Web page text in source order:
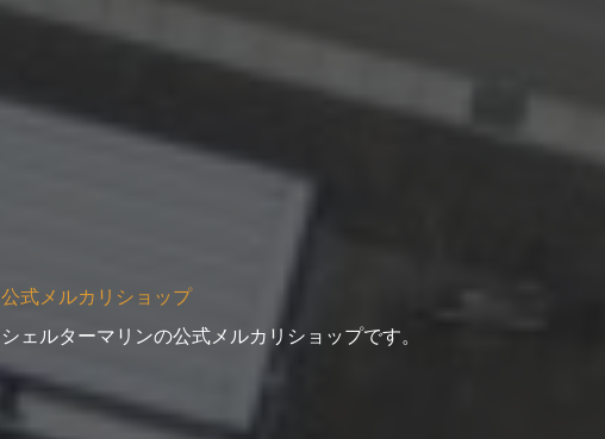
公式メルカリショップ
シェルターマリンの公式メルカリショップです。